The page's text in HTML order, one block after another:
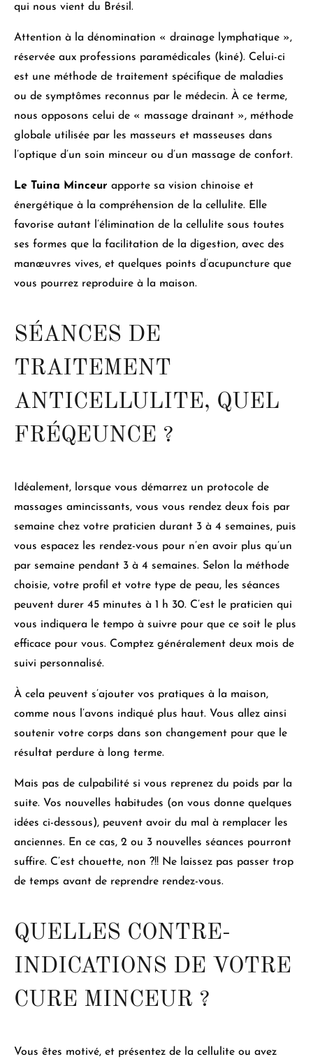
qui nous vient du Brésil.
Attention à la dénomination « drainage lymphatique »,
réservée aux professions paramédicales (kiné). Celui-ci
est une méthode de traitement spécifique de maladies
ou de symptômes reconnus par le médecin. À ce terme,
nous opposons celui de « massage drainant », méthode
globale utilisée par les masseurs et masseuses dans
l’optique d’un soin minceur ou d’un massage de confort.
Le Tuina Minceur apporte sa vision chinoise et
énergétique à la compréhension de la cellulite. Elle
favorise autant l’élimination de la cellulite sous toutes
ses formes que la facilitation de la digestion, avec des
manœuvres vives, et quelques points d’acupuncture que
vous pourrez reproduire à la maison.
SÉANCES DE
TRAITEMENT
ANTICELLULITE, QUEL
FRÉQEUNCE ?
Idéalement, lorsque vous démarrez un protocole de
massages amincissants, vous vous rendez deux fois par
semaine chez votre praticien durant 3 à 4 semaines, puis
vous espacez les rendez-vous pour n’en avoir plus qu’un
par semaine pendant 3 à 4 semaines. Selon la méthode
choisie, votre profil et votre type de peau, les séances
peuvent durer 45 minutes à 1 h 30. C’est le praticien qui
vous indiquera le tempo à suivre pour que ce soit le plus
efficace pour vous. Comptez généralement deux mois de
suivi personnalisé.
À cela peuvent s’ajouter vos pratiques à la maison,
comme nous l’avons indiqué plus haut. Vous allez ainsi
soutenir votre corps dans son changement pour que le
résultat perdure à long terme.
Mais pas de culpabilité si vous reprenez du poids par la
suite. Vos nouvelles habitudes (on vous donne quelques
idées ci-dessous), peuvent avoir du mal à remplacer les
anciennes. En ce cas, 2 ou 3 nouvelles séances pourront
suffire. C’est chouette, non ?!! Ne laissez pas passer trop
de temps avant de reprendre rendez-vous.
QUELLES CONTRE-
INDICATIONS DE VOTRE
CURE MINCEUR ?
Vous êtes motivé, et présentez de la cellulite ou avez